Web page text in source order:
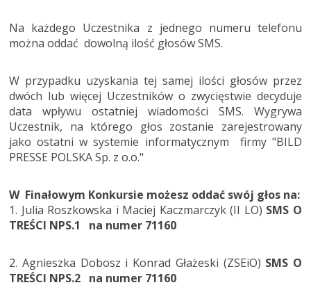
Na każdego Uczestnika z jednego numeru telefonu
można oddać dowolną ilość głosów SMS.
W przypadku uzyskania tej samej ilości głosów przez
dwóch lub więcej Uczestników o zwycięstwie decyduje
data wpływu ostatniej wiadomości SMS. Wygrywa
Uczestnik, na którego głos zostanie zarejestrowany
jako ostatni w systemie informatycznym firmy "BILD
PRESSE POLSKA Sp. z o.o."
W Finałowym Konkursie możesz oddać swój głos na:
1. Julia Roszkowska i Maciej Kaczmarczyk (II LO) SMS O
TREŚCI NPS.1 na numer 71160
2. Agnieszka Dobosz i Konrad Głażeski (ZSEiO) SMS O
TREŚCI NPS.2 na numer 71160